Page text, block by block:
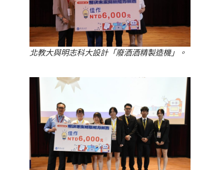
北教大與明志科大設計「廢酒酒精製造機」。